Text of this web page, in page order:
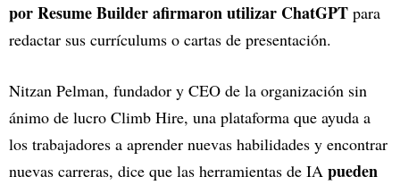
por Resume Builder afirmaron utilizar ChatGPT para
redactar sus currículums o cartas de presentación.
Nitzan Pelman, fundador y CEO de la organización sin
ánimo de lucro Climb Hire, una plataforma que ayuda a
los trabajadores a aprender nuevas habilidades y encontrar
nuevas carreras, dice que las herramientas de IA pueden